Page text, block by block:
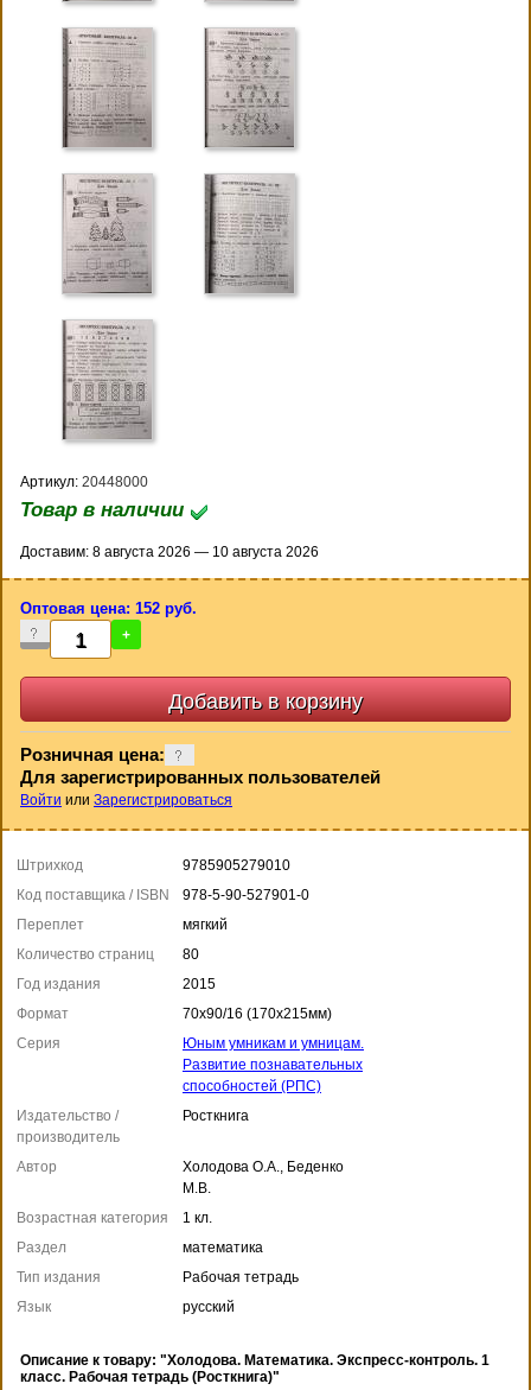
Артикул: 20448000
Товар в наличии
Доставим: 8 августа 2026 — 10 августа 2026
Оптовая цена: 152 руб.
- +
Розничная цена:
Для зарегистрированных пользователей
Войти или Зарегистрироваться
Штрихкод
9785905279010
Код поставщика / ISBN
978-5-90-527901-0
Переплет
мягкий
Количество страниц
80
Год издания
2015
Формат
70x90/16 (170x215мм)
Серия
Юным умникам и умницам.
Развитие познавательных
способностей (РПС)
Издательство /
производитель
Росткнига
Автор
Холодова О.А., Беденко
М.В.
Возрастная категория
1 кл.
Раздел
математика
Тип издания
Рабочая тетрадь
Язык
русский
Описание к товару: "Холодова. Математика. Экспресс-контроль. 1
класс. Рабочая тетрадь (Росткнига)"